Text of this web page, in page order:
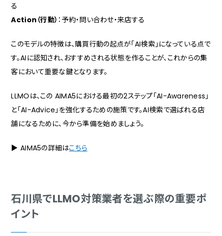
る
Action（行動） ： 予約・問い合わせ・来店する
このモデルの特徴は、購買行動の起点が「AI検索」になっている点で
す。AIに認知され、おすすめされる状態を作ることが、これからの集
客において重要な鍵となります。
LLMOは、この AIMA5における最初の2ステップ「AI-Awareness」
と「AI-Advice」を強化するための施策です。AI検索で選ばれる店
舗になるために、今から準備を始めましょう。
▶ AIMA5の詳細はこちら
石川県でLLMO対策業者を選ぶ際の重要ポ
イント